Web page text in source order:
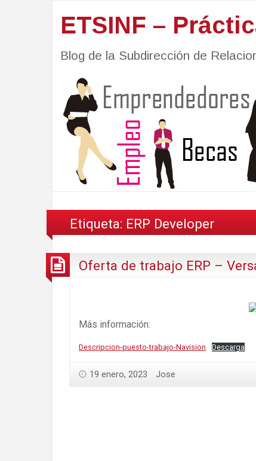
ETSINF –
Blog de la Subdirección de
Etiqueta: ERP Developer
Oferta de trabajo ERP –
Más información:
Descripcion-puesto-trabajo-Navision Descarga
19 enero, 2023 Jose